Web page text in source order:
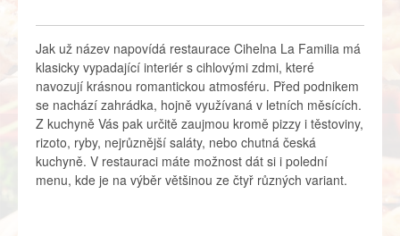
Jak už název napovídá restaurace Cihelna La Familia má
klasicky vypadající interiér s cihlovými zdmi, které
navozují krásnou romantickou atmosféru. Před podnikem
se nachází zahrádka, hojně využívaná v letních měsících.
Z kuchyně Vás pak určitě zaujmou kromě pizzy i těstoviny,
rizoto, ryby, nejrůznější saláty, nebo chutná česká
kuchyně. V restauraci máte možnost dát si i polední
menu, kde je na výběr většinou ze čtyř různých variant.